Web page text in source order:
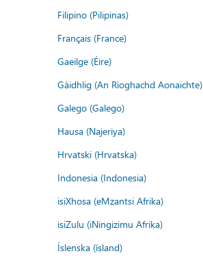
Filipino (Pilipinas)
Français (France)
Gaeilge (Éire)
Gàidhlig (An Rìoghachd Aonaichte)
Galego (Galego)
Hausa (Najeriya)
Hrvatski (Hrvatska)
Indonesia (Indonesia)
isiXhosa (eMzantsi Afrika)
isiZulu (iNingizimu Afrika)
Íslenska (ísland)